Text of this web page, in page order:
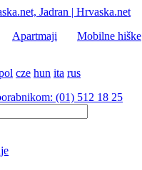
Apartmaji Mobilne hiške
cze hun ita rus
(01) 512 18 25